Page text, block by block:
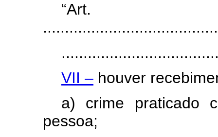
VII – houver
a) crime praticado
pessoa;